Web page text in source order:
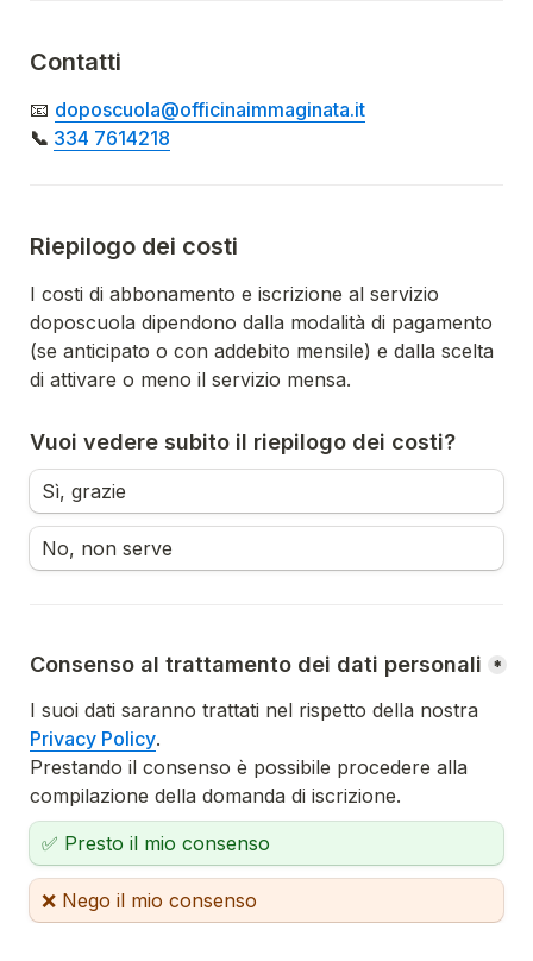
Contatti
📧 doposcuola@officinaimmaginata.it
📞 334 7614218
Riepilogo dei costi
I costi di abbonamento e iscrizione al servizio
doposcuola dipendono dalla modalità di pagamento
(se anticipato o con addebito mensile) e dalla scelta
di attivare o meno il servizio mensa.
Vuoi vedere subito il riepilogo dei costi?
Sì, grazie
No, non serve
Consenso al trattamento dei dati personali *
Privacy Policy
Prestando il consenso è possibile procedere alla
compilazione della domanda di iscrizione.
✅ Presto il mio consenso
❌ Nego il mio consenso